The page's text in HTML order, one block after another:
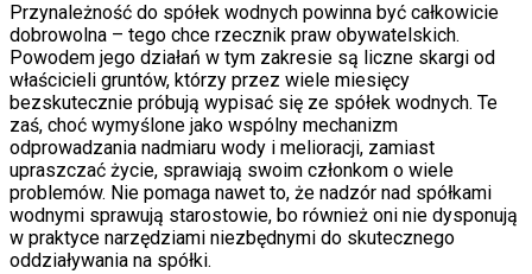
Przynależność do spółek wodnych powinna być całkowicie
dobrowolna – tego chce rzecznik praw obywatelskich.
Powodem jego działań w tym zakresie są liczne skargi od
właścicieli gruntów, którzy przez wiele miesięcy
bezskutecznie próbują wypisać się ze spółek wodnych. Te
zaś, choć wymyślone jako wspólny mechanizm
odprowadzania nadmiaru wody i melioracji, zamiast
upraszczać życie, sprawiają swoim członkom o wiele
problemów. Nie pomaga nawet to, że nadzór nad spółkami
wodnymi sprawują starostowie, bo również oni nie dysponują
w praktyce narzędziami niezbędnymi do skutecznego
oddziaływania na spółki.